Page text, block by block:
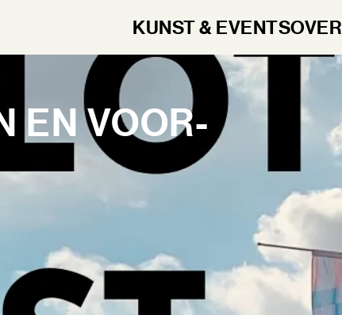
KUNST & EVENTSOVER
EN VOOR­